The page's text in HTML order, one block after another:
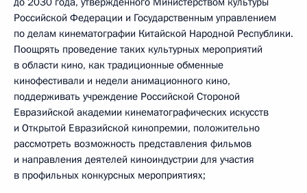
Российской Федерации и Государственным управлением
по делам кинематографии Китайской Народной Республики.
Поощрять проведение таких культурных мероприятий
в области кино, как традиционные обменные
кинофестивали и недели анимационного кино,
поддерживать учреждение Российской Стороной
Евразийской академии кинематографических искусств
и Открытой Евразийской кинопремии, положительно
рассмотреть возможность представления фильмов
и направления деятелей киноиндустрии для участия
в профильных конкурсных мероприятиях;